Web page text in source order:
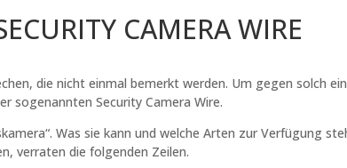
CAMERA WIRE
die nicht einmal bemerkt werden. Um gegen solch ein
sogenannten Security Camera Wire.
Was sie kann und welche Arten zur Verfügung
verraten die folgenden Zeilen.